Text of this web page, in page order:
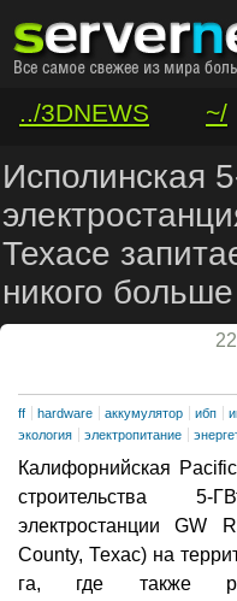
../3DNEWS ~/
/VAR/CONTACT
Исполинская
Техасе
никого больше
ff hardware аккумулятор ибп
экология
электропитание
Калифорнийская
строительства 5-
электростанции GW
County, Техас) на
га, где также